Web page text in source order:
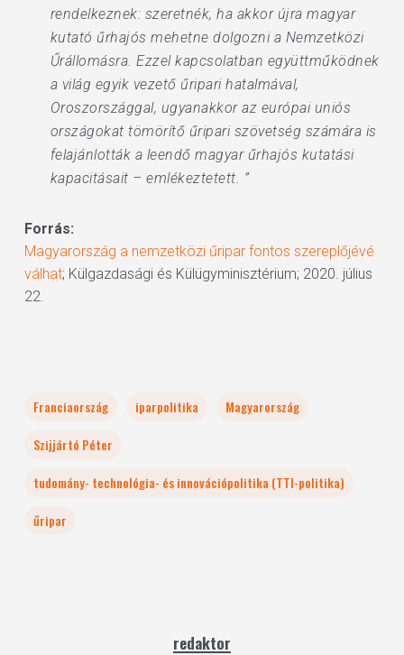
rendelkeznek: szeretnék, ha akkor újra magyar
kutató űrhajós mehetne dolgozni a Nemzetközi
Űrállomásra. Ezzel kapcsolatban együttműködnek
a világ egyik vezető űripari hatalmával,
Oroszországgal, ugyanakkor az európai uniós
országokat tömörítő űripari szövetség számára is
felajánlották a leendő magyar űrhajós kutatási
kapacitásait – emlékeztetett. ”
Forrás:
Magyarország a nemzetközi űripar fontos szereplőjévé
válhat; Külgazdasági és Külügyminisztérium; 2020. július
22.
Franciaország iparpolitika
Magyarország
Szijjártó Péter
tudomány- technológia- és innovációpolitika (TTI-politika)
űripar
redaktor